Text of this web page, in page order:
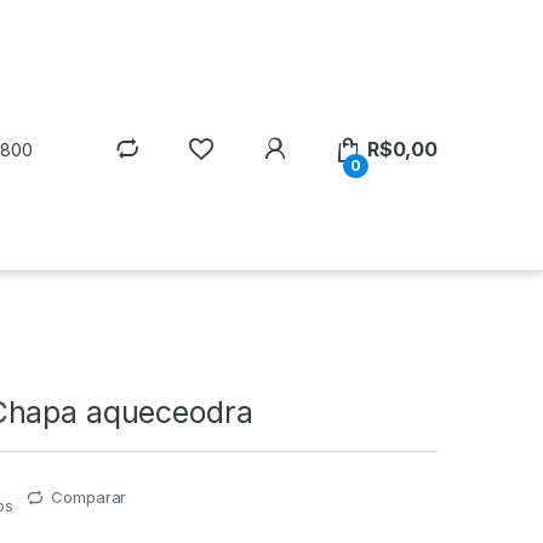
0
R$0,00
aqueceodra
Comparar